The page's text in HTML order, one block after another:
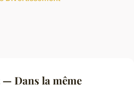
Dans la même